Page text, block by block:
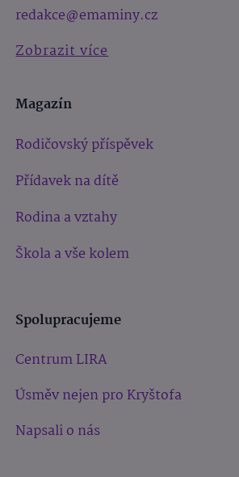
redakce@emaminy.cz
Zobrazit více
Magazín
Rodičovský příspěvek
Přídavek na dítě
Rodina a vztahy
Škola a vše kolem
Spolupracujeme
Centrum LIRA
Úsměv nejen pro Kryštofa
Napsali o nás